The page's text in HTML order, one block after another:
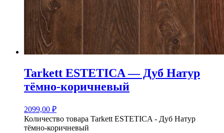
Tarkett ESTETICA — Дуб Натур
тёмно-коричневый
2099,00 ₽
Количество товара Tarkett ESTETICA - Дуб Натур
тёмно-коричневый